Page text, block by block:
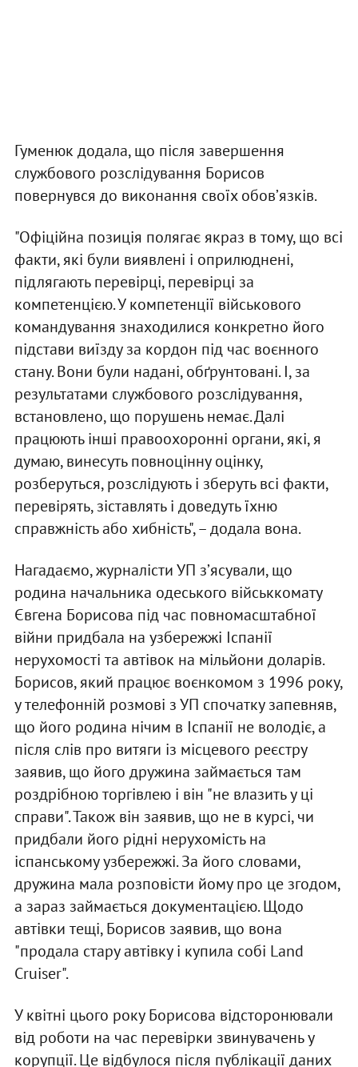
Гуменюк додала, що після завершення
службового розслідування Борисов
повернувся до виконання своїх обовʼязків.
"Офіційна позиція полягає якраз в тому, що всі
факти, які були виявлені і оприлюднені,
підлягають перевірці, перевірці за
компетенцією. У компетенції військового
командування знаходилися конкретно його
підстави виїзду за кордон під час воєнного
стану. Вони були надані, обґрунтовані. І, за
результатами службового розслідування,
встановлено, що порушень немає. Далі
працюють інші правоохоронні органи, які, я
думаю, винесуть повноцінну оцінку,
розберуться, розслідують і зберуть всі факти,
перевірять, зіставлять і доведуть їхню
справжність або хибність", – додала вона.
Нагадаємо, журналісти УП зʼясували, що
родина начальника одеського військкомату
Євгена Борисова під час повномасштабної
війни придбала на узбережжі Іспанії
нерухомості та автівок на мільйони доларів.
Борисов, який працює воєнкомом з 1996 року,
у телефонній розмові з УП спочатку запевняв,
що його родина нічим в Іспанії не володіє, а
після слів про витяги із місцевого реєстру
заявив, що його дружина займається там
роздрібною торгівлею і він "не влазить у ці
справи". Також він заявив, що не в курсі, чи
придбали його рідні нерухомість на
іспанському узбережжі. За його словами,
дружина мала розповісти йому про це згодом,
а зараз займається документацією. Щодо
автівки тещі, Борисов заявив, що вона
"продала стару автівку і купила собі Land
Cruiser".
У квітні цього року Борисова відсторонювали
від роботи на час перевірки звинувачень у
корупції. Це відбулося після публікації даних